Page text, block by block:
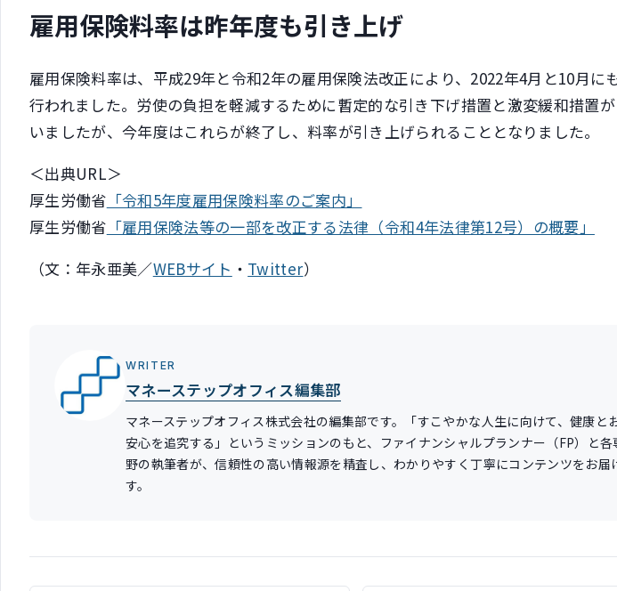
雇用保険料率は昨年度も引き上げ
雇用保険料率は、平成29年と令和2年の雇用保険法改正により、2022年4月と10月に
行われました。労使の負担を軽減するために暫定的な引き下げ措置と激変緩和措置
いましたが、今年度はこれらが終了し、料率が引き上げられることとなりました。
＜出典URL＞
厚生労働省 「令和5年度雇用保険料率のご案内」
厚生労働省 「雇用保険法等の一部を改正する法律（令和4年法律第12号）の概要」
（文：年永亜美／WEBサイト ・ Twitter）
WRITER
マネーステップオフィス編集部
マネーステップオフィス株式会社の編集部です。「すこやかな人生に向けて、健康と
安心を追究する」というミッションのもと、ファイナンシャルプランナー（FP）と各
野の執筆者が、信頼性の高い情報源を精査し、わかりやすく丁寧にコンテンツをお届
す。